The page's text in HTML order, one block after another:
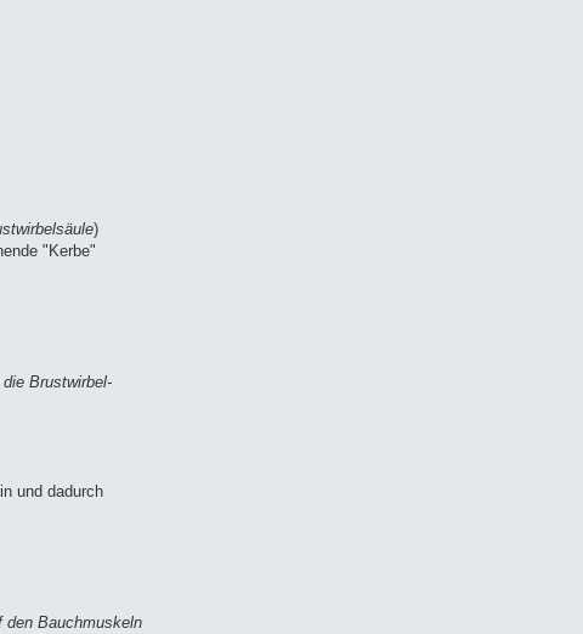
)
"Kerbe"
Brustwirbel-
und dadurch
den Bauchmuskeln